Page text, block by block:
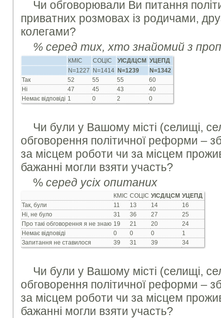
Чи обговорювали Ви питання
приватних розмовах із родичами,
колегами?
% серед тих, хто знайомий з
КМІС СОЦІС УІСД/ЦСМ
УЦЕПД
N=1227
N=1414 N=1239
N=1342
Так
52 55 55
60
Ні
47 45 43
40
Немає відповіді 1 0 2 0
Чи були у Вашому місті (селищі,
обговорення політичної реформи –
за місцем роботи чи за місцем
бажанні могли взяти участь?
%серед усіх опитаних
КМІС СОЦІС УІСД/ЦСМ УЦЕПД
Так, були
11 13 14
16
Ні, не було
31 36 27
25
Про такі обговорення я не знаю 19 21 20
24
Немає відповіді
0 0 0
1
Запитання не ставилося
39 31 39 34
Чи були у Вашому місті (селищі,
обговорення політичної реформи –
за місцем роботи чи за місцем
бажанні могли взяти участь?